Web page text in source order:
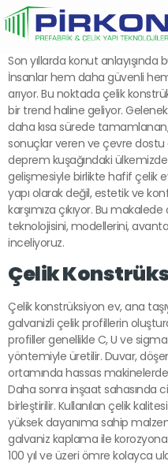
Son yıllarda konut anlayışında
İnsanlar hem daha güvenli
arıyor. Bu noktada çelik
bir trend haline geliyor.
daha kısa sürede
sonuçlar veren ve çevre dostu
deprem kuşağındaki
gelişmesiyle birlikte hafif çelik
yapı olarak değil, estetik ve
karşımıza çıkıyor. Bu
teknolojisini, modellerini,
inceliyoruz.
Çelik
Çelik konstrüksiyon ev, ana
galvanizli çelik profillerin
profiller genellikle C, U ve
yöntemiyle üretilir. Duvar,
ortamında hassas makinelerde
Daha sonra inşaat sahasında
birleştirilir. Kullanılan çelik
yüksek dayanıma sahip
galvaniz kaplama ile korozyona
100 yıl ve üzeri ömre kolayca